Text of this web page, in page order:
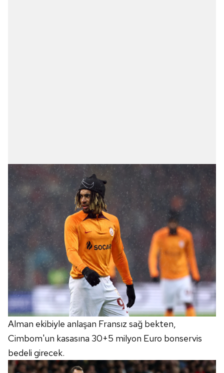
Alman ekibiyle anlaşan Fransız sağ bekten,
Cimbom'un kasasına 30+5 milyon Euro bonservis
bedeli girecek.